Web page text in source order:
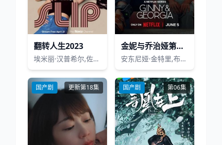
翻转人生2023
埃米丽·汉普希尔,佐伊·利斯特·琼斯
金妮与乔治娅第三季
安东尼娅·金特里,布里安娜·豪伊,卢克·艾沃雷多,Chelsea Clark,Emily Cole,泰·多兰,凯蒂·道格拉斯,迪塞尔·拉托拉卡,诺亚·拉曼纳,费利克斯·马拉德,詹妮弗·罗伯逊,萨拉·韦斯格拉斯,Katelyn Wells,乔纳森·惠塔克
国产剧 更新第18集 国产剧 第06集